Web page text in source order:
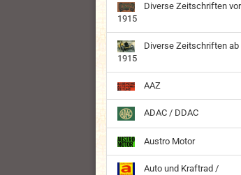
Diverse Zeitschriften vor
1915
Diverse Zeitschriften ab
1915
AAZ
ADAC / DDAC
Austro Motor
Auto und Kraftrad /